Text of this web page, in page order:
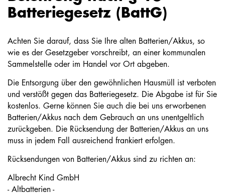
Batteriegesetz (BattG)
Achten Sie darauf, dass Sie Ihre alten Batterien/Akkus, so
wie es der Gesetzgeber vorschreibt, an einer kommunalen
Sammelstelle oder im Handel vor Ort abgeben.
Die Entsorgung über den gewöhnlichen Hausmüll ist verboten
und verstößt gegen das Batteriegesetz. Die Abgabe ist für Sie
kostenlos. Gerne können Sie auch die bei uns erworbenen
Batterien/Akkus nach dem Gebrauch an uns unentgeltlich
zurückgeben. Die Rücksendung der Batterien/Akkus an uns
muss in jedem Fall ausreichend frankiert erfolgen.
Rücksendungen von Batterien/Akkus sind zu richten an:
Albrecht Kind GmbH
- Altbatterien -